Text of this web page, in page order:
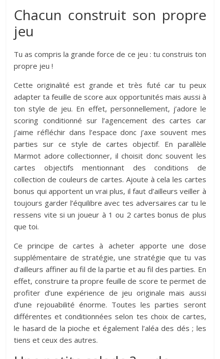
Chacun construit son propre
jeu
Tu as compris la grande force de ce jeu : tu construis ton
propre jeu !
Cette originalité est grande et très futé car tu peux
adapter ta feuille de score aux opportunités mais aussi à
ton style de jeu. En effet, personnellement, j’adore le
scoring conditionné sur l’agencement des cartes car
j’aime réfléchir dans l’espace donc j’axe souvent mes
parties sur ce style de cartes objectif. En parallèle
Marmot adore collectionner, il choisit donc souvent les
cartes objectifs mentionnant des conditions de
collection de couleurs de cartes. Ajoute à cela les cartes
bonus qui apportent un vrai plus, il faut d’ailleurs veiller à
toujours garder l’équilibre avec tes adversaires car tu le
ressens vite si un joueur à 1 ou 2 cartes bonus de plus
que toi.
Ce principe de cartes à acheter apporte une dose
supplémentaire de stratégie, une stratégie que tu vas
d’ailleurs affiner au fil de la partie et au fil des parties. En
effet, construire ta propre feuille de score te permet de
profiter d’une expérience de jeu originale mais aussi
d’une rejouabilité énorme. Toutes les parties seront
différentes et conditionnées selon tes choix de cartes,
le hasard de la pioche et également l’aléa des dés ; les
tiens et ceux des autres.